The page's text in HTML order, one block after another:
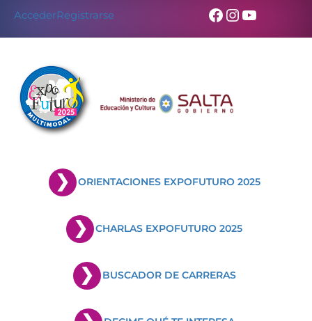
AccederRegistrarse Facebook
Instagram
YouTube
ORIENTACIONES EXPOFUTURO 2025
CHARLAS EXPOFUTURO 2025
BUSCADOR DE CARRERAS